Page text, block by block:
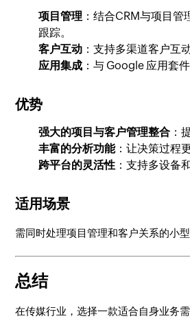
项目管理 ：结合CRM与项目
跟踪。
客户互动 ：支持多渠道客户互
应用集成 ：与 Google 应用套
优势
强大的项目与客户管理整合 ：
丰富的分析功能：让决策过程
跨平台的灵活性 ：支持多设备
适用场景
需同时处理项目管理和客户关系的小型
总结
在传媒行业，选择一款适合自身业务